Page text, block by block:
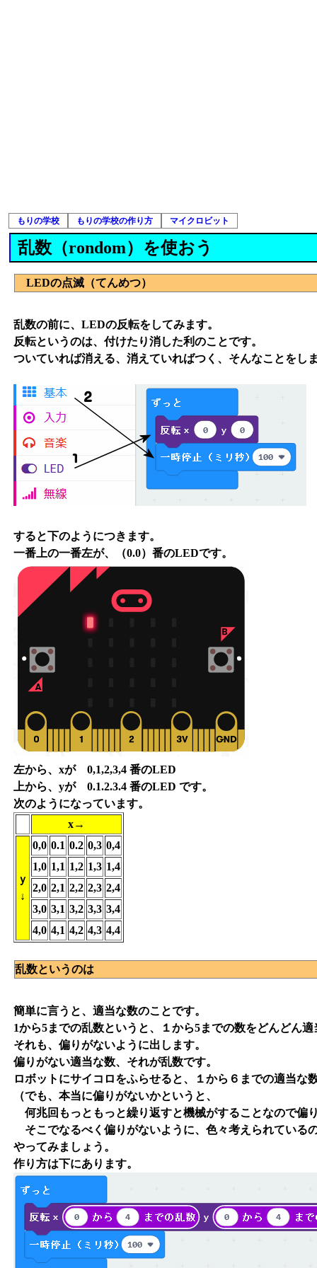
もりの学校 もりの学校の作り方 マイクロビット
乱数（rondom）を使おう
LEDの点滅（てんめつ）
乱数の前に、LEDの反転をしてみます。
反転というのは、付けたり消した利のことです。
ついていれば消える、消えていればつく、そんなことをし
すると下のようにつきます。
一番上の一番左が、（0.0）番のLEDです。
左から、xが 0,1,2,3,4 番のLED
上から、yが 0.1.2.3.4 番のLED です。
次のようになっています。
x→
ｙ
↓
0,0 0.1 0.2 0,3 0,4
1,0 1,1 1,2 1,3 1,4
2,0 2,1 2,2 2,3 2,4
3,0 3,1 3,2 3,3 3,4
4,0 4,1 4,2 4,3 4,4
乱数というのは
簡単に言うと、適当な数のことです。
1から5までの乱数というと、１から5までの数をどんどん
それも、偏りがないように出します。
偏りがない適当な数、それが乱数です。
ロボットにサイコロをふらせると、１から６までの適当な
（でも、本当に偏りがないかというと、
何兆回もっともっと繰り返すと機械がすることなので偏
そこでなるべく偏りがないように、色々考えられている
やってみましょう。
作り方は下にあります。